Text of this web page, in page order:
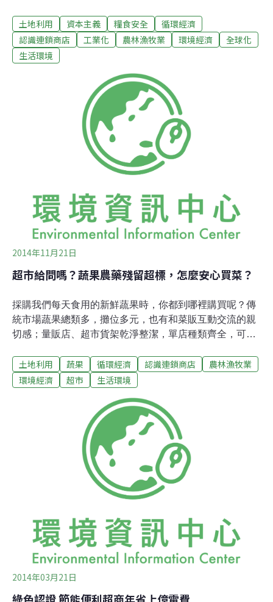
廠商黑心無良、或政府和檢驗單位把關不力，就成了熱門
議題。但常常結論還沒出爐，又有新的黑心食品趕著下
架。經驗證明，只關注食品工業的程序問題，恐怕見樹不
見林。自20世紀中期以來，隨著全球食物體系快速的工業
化和全球貿易化，工業與商業邏輯已主宰了我們的生產方
式和飲食習慣，也在我們生活當中埋下了許多風險。但在
科技與進步形象的包裝之下，食物工業化的高昂代價卻往
往被人所輕忽。要找出食安問題的源頭，就得從頭檢視現
代食物系統的運作邏輯。工業化的玉米生產 製造更多加工
化合物巨大潔淨的廠房裡，規格化的原物料被送上輸送
帶，透過精心設計的製造流程，被大量地組合、再製成飲
土地利用 資本主義 糧食安全
循環經濟
認識連鎖商店
工業化 農林漁牧業 環境經濟
全球化
生活環境
2014年11月21日
超市給問嗎？蔬果農藥殘留超標，怎麼安心買菜？
採購我們每天食用的新鮮蔬果時，你都到哪裡購買呢？傳
統市場蔬果總類多，攤位多元，也有和菜販互動交流的親
切感；量販店、超市貨架乾淨整潔，單店種類齊全，可一
的銷售平台一次訂購一週蔬果，郵寄到家。我們都希望吃
到新鮮美味又安全的蔬菜水果，但是經由上述各種通路購
農藥殘留監測 每月10%不合格在一個正常運作的銷售系統
中，照理一件蔬果從生產到銷售至消費者手中，有多重的
把關方式，讓我們吃下肚的食物是安全無虞的。這些關
卡，包括了從農民到農政單位，從運銷公司到連鎖超市，
從衛福部到地方衛生局等重重把關，不過從政府的報告發
現，儘管各階段都有農藥抽驗，實際檢驗的結果卻是難以
讓人安心。根據衛福部食藥署每月公佈的市售農產品殘留
出過量的農藥殘留，甚至出現不可檢出的農藥品項。
土地利用 蔬果 循環經濟 認識連鎖商店
農林漁牧業
環境經濟
超市 生活環境
2014年03月21日